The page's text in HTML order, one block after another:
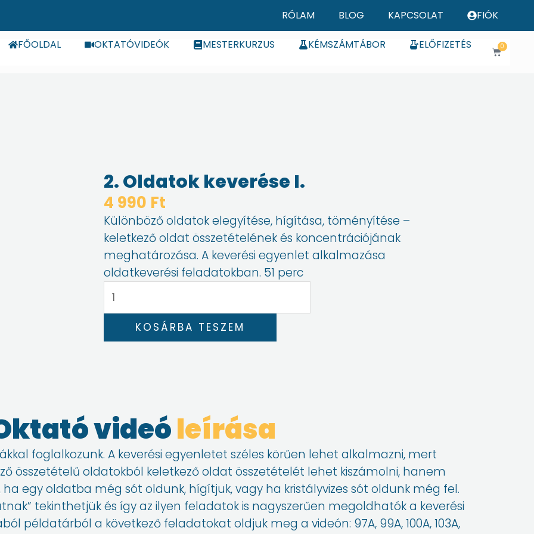
RÓLAM BLOG KAPCSOLAT FIÓK
FŐOLDAL OKTATÓVIDEÓK MESTERKURZUS KÉMSZÁMTÁBOR ELŐFIZETÉS 0
Kosár
2. Oldatok keverése I.
4 990 Ft
Különböző oldatok elegyítése, hígítása, töményítése –
keletkező oldat összetételének és koncentrációjának
meghatározása. A keverési egyenlet alkalmazása
oldatkeverési feladatokban. 51 perc
Oldatok
keveréseKOSÁRBA TESZEM
videóleírása
foglalkozunk. A keverési egyenletet széles körűen lehet alkalmazni, mert
összetételű oldatokból keletkező oldat összetételét lehet kiszámolni, hanem
ha egy oldatba még sót oldunk, hígítjuk, vagy ha kristályvizes sót oldunk még fel.
tekinthetjük és így az ilyen feladatok is nagyszerűen megoldhatók a keverési
példatárból a következő feladatokat oldjuk meg a videón: 97A, 99A, 100A, 103A,